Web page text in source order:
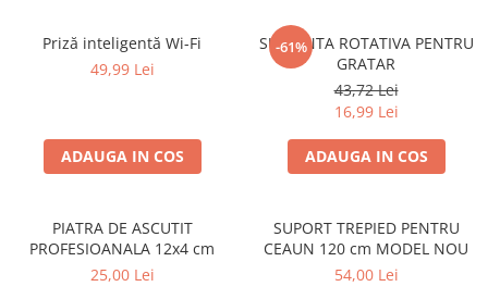
Grătare pe cărbuni
GRĂTARE PE GAZ
Uși pentru sobă și șemineu
Vase pentru gătit din aluminiu
Vase pentru gătit din fontă
Vase pentru gătit din inox
Priză inteligentă Wi-Fi
49,99 Lei
ADAUGA IN COS
-61%
SUFLANTA ROTATIVA PENTRU
GRATAR
43,72 Lei
16,99 Lei
ADAUGA IN COS
PIATRA DE ASCUTIT
PROFESIOANALA 12x4 cm
25,00 Lei
SUPORT TREPIED PENTRU
CEAUN 120 cm MODEL NOU
54,00 Lei